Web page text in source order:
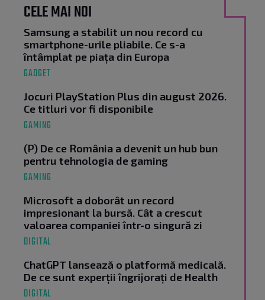
CELE MAI NOI
Samsung a stabilit un nou record cu
smartphone-urile pliabile. Ce s-a
întâmplat pe piața din Europa
GADGET
Jocuri PlayStation Plus din august 2026.
Ce titluri vor fi disponibile
GAMING
(P) De ce România a devenit un hub bun
pentru tehnologia de gaming
GAMING
Microsoft a doborât un record
impresionant la bursă. Cât a crescut
valoarea companiei într-o singură zi
DIGITAL
ChatGPT lansează o platformă medicală.
De ce sunt experții îngrijorați de Health
DIGITAL